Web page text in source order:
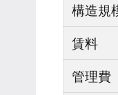
構造規
賃料
管理費